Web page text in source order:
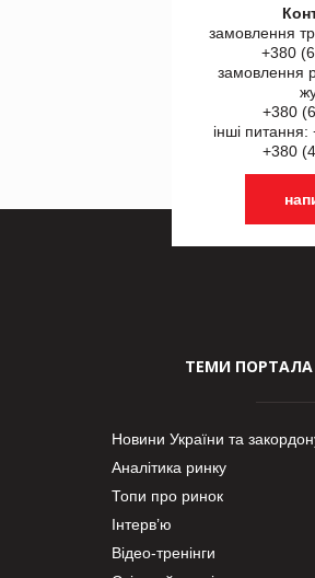
замовлення
+380
замовлення
+380
інші
+380
ТЕМИ ПОРТАЛА
Новини України та
Аналітика ринку
Топи про ринок
Інтерв’ю
Відео-тренінги